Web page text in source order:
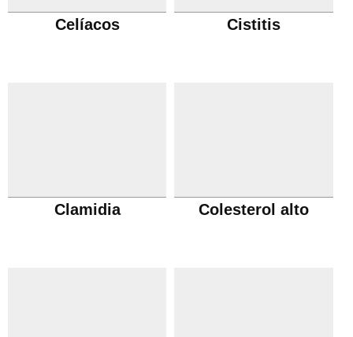
Celíacos Cistitis
Clamidia Colesterol alto